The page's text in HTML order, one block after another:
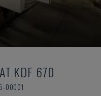
KDF 670
00001